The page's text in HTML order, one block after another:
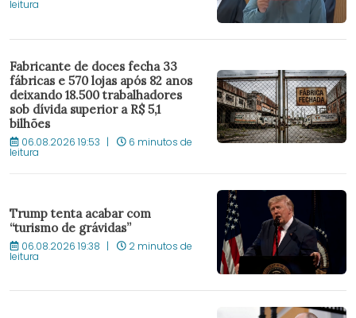
leitura
Fabricante de doces fecha 33
fábricas e 570 lojas após 82 anos
deixando 18.500 trabalhadores
sob dívida superior a R$ 5,1
bilhões
06.08.2026 19:53 6 minutos de
leitura
Trump tenta acabar com
“turismo de grávidas”
06.08.2026 19:38 2 minutos de
leitura